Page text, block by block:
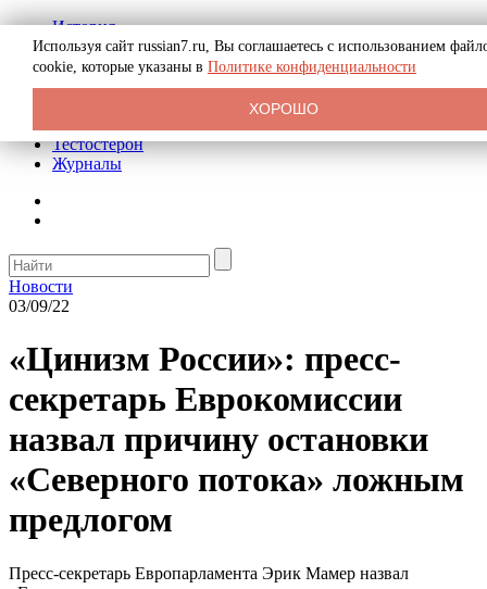
История
Биография
Криминал
Реклама на сайте
Тестостерон
Журналы
Новости
03/09/22
«Цинизм России»: пресс-
секретарь Еврокомиссии
назвал причину остановки
«Северного потока» ложным
предлогом
Пресс-секретарь Европарламента Эрик Мамер назвал
Используя сайт russian7.ru, Вы соглашаетесь с использованием
cookie, которые указаны в Политике конфиденциальности
ХОРОШО